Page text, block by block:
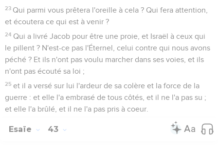
23 Qui parmi vous prêtera l'oreille à cela ? Qui fera attention,
et écoutera ce qui est à venir ?
24 Qui a livré Jacob pour être une proie, et Israël à ceux qui
le pillent ? N'est-ce pas l'Éternel, celui contre qui nous avons
péché ? Et ils n'ont pas voulu marcher dans ses voies, et ils
n'ont pas écouté sa loi ;
25 et il a versé sur lui l'ardeur de sa colère et la force de la
guerre : et elle l'a embrasé de tous côtés, et il ne l'a pas su ;
et elle l'a brûlé, et il ne l'a pas pris à coeur.
Esaïe 43